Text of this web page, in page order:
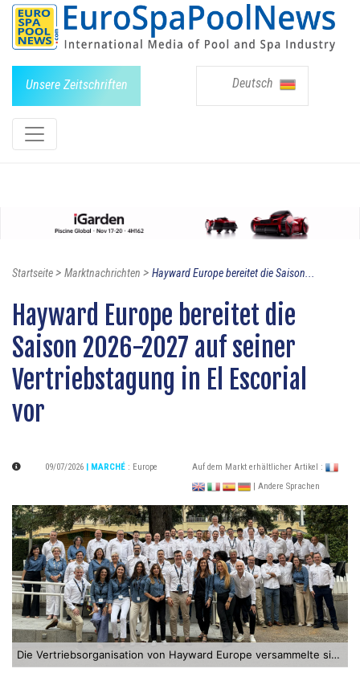
Unsere Zeitschriften Deutsch
Startseite> Marktnachrichten > Hayward Europe bereitet die Saison...
Hayward Europe bereitet die
Saison 2026-2027 auf seiner
Vertriebstagung in El Escorial
vor
09/07/2026 | MARCHÉ : Europe
Auf dem Markt erhältlicher Artikel :
| Andere Sprachen
Die Vertriebsorganisation von Hayward Europe versammelte sich vom 24. bis 26. Juni 2026 in El Escorial